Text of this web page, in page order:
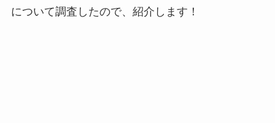
について調査したので、紹介します！